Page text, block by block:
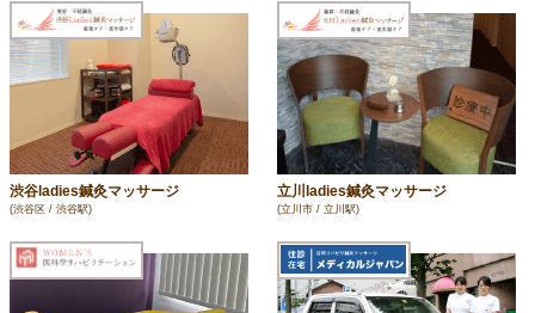
渋谷ladies鍼灸マッサージ
(渋谷区 / 渋谷駅)
立川ladies鍼灸マッサージ
(立川市 / 立川駅)